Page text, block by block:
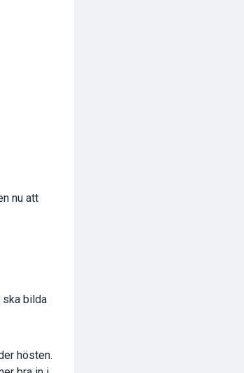
nu att
ska bilda
hösten.